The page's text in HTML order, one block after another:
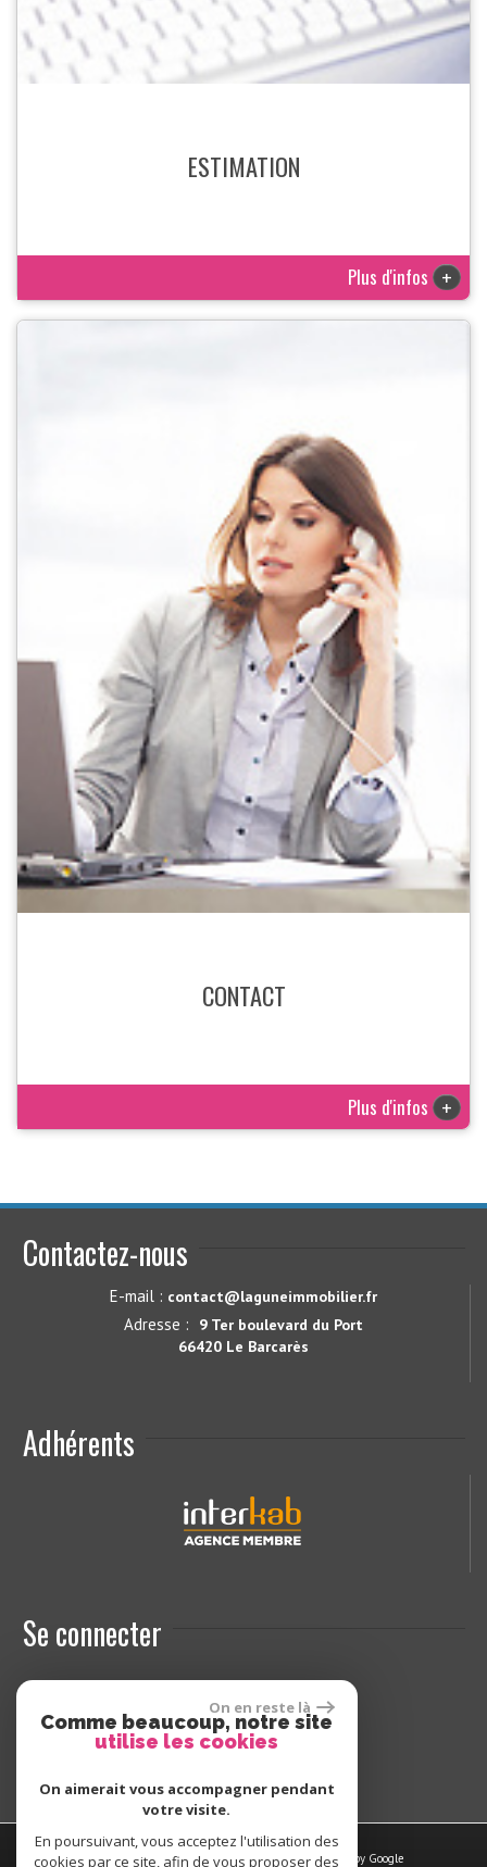
ESTIMATION
Plus d'infos +
CONTACT
Plus d'infos +
Contactez-nous
E-mail : contact@laguneimmobilier.fr
Adresse :
9 Ter boulevard du Port
66420 Le Barcarès
Adhérents
Se connecter
Espace propriétaires
© 2026 | Tous droits réservés | Traduction powered by Google
On en reste là
Comme beaucoup, notre site
utilise les cookies
On aimerait vous accompagner pendant
votre visite.
En poursuivant, vous acceptez l'utilisation des
cookies par ce site, afin de vous proposer des